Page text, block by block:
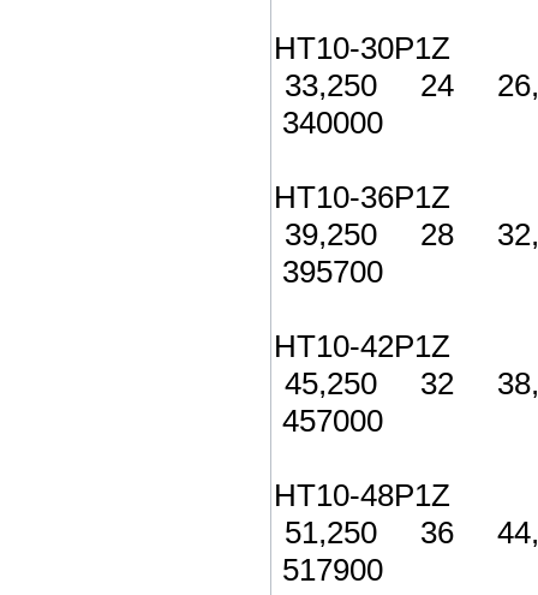
HT10-
33,250 24
340000
HT10-36P1Z
39,250 28
395700
HT10-
45,250 32
457000
HT10-48P1Z
51,250 36
517900